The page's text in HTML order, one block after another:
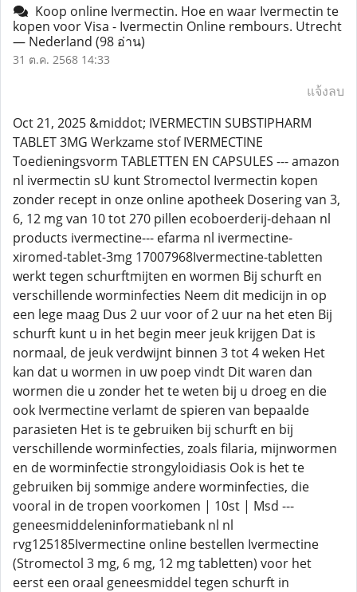
Koop online Ivermectin. Hoe en waar Ivermectin te
kopen voor Visa - Ivermectin Online rembours. Utrecht
— Nederland (98 อ่าน)
31 ต.ค. 2568 14:33
แจ้งลบ
Oct 21, 2025 &middot; IVERMECTIN SUBSTIPHARM
TABLET 3MG Werkzame stof IVERMECTINE
Toedieningsvorm TABLETTEN EN CAPSULES --- amazon
nl ivermectin sU kunt Stromectol Ivermectin kopen
zonder recept in onze online apotheek Dosering van 3,
6, 12 mg van 10 tot 270 pillen ecoboerderij-dehaan nl
products ivermectine--- efarma nl ivermectine-
xiromed-tablet-3mg 17007968Ivermectine-tabletten
werkt tegen schurftmijten en wormen Bij schurft en
verschillende worminfecties Neem dit medicijn in op
een lege maag Dus 2 uur voor of 2 uur na het eten Bij
schurft kunt u in het begin meer jeuk krijgen Dat is
normaal, de jeuk verdwijnt binnen 3 tot 4 weken Het
kan dat u wormen in uw poep vindt Dit waren dan
wormen die u zonder het te weten bij u droeg en die
ook Ivermectine verlamt de spieren van bepaalde
parasieten Het is te gebruiken bij schurft en bij
verschillende worminfecties, zoals filaria, mijnwormen
en de worminfectie strongyloidiasis Ook is het te
gebruiken bij sommige andere worminfecties, die
vooral in de tropen voorkomen | 10st | Msd ---
geneesmiddeleninformatiebank nl nl
rvg125185Ivermectine online bestellen Ivermectine
(Stromectol 3 mg, 6 mg, 12 mg tabletten) voor het
eerst een oraal geneesmiddel tegen schurft in